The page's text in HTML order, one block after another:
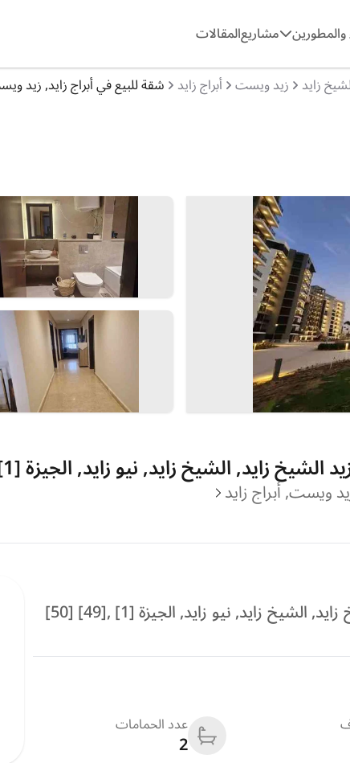
مشاريعالمقالات
زايد زيد ويست أبراج زايد شقة للبيع في أبراج زايد, زيد
زايد, الشيخ زايد, نيو زايد, الجيزة [1]
ويست, أبراج زايد
زايد, نيو زايد, الجيزة [1] ,[49] [50]
عدد الحمامات
2